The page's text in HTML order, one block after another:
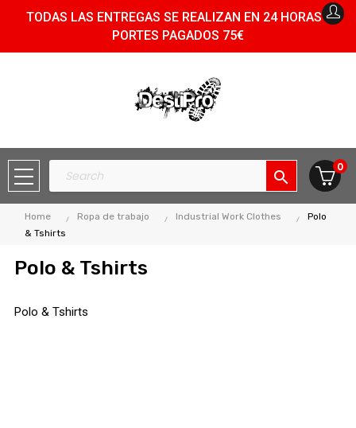
TODAS LAS ENTREGAS SE REALIZAN EN 24 HORAS -
PORTES PAGADOS 75€
search
0
Home Ropa de trabajo Industrial Work Clothes
Polo
& Tshirts
Polo & Tshirts
Polo & Tshirts